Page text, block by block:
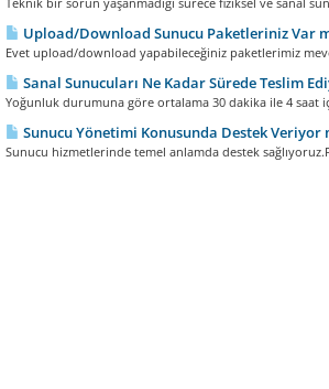
Upload/Download Sunucu Paketleriniz Var
Evet upload/download yapabileceğiniz paketlerimiz
Sanal Sunucuları Ne Kadar Sürede Teslim
Yoğunluk durumuna göre ortalama 30 dakika ile 4 saat
Sunucu Yönetimi Konusunda Destek Veriyor
Sunucu hizmetlerinde temel anlamda destek